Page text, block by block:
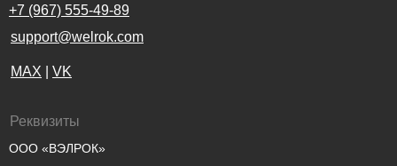
+7 (967) 555-49-89
support@welrok.com
Реквизиты
ООО «ВЭЛРОК»
MAX VK